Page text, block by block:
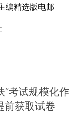
编精选版电邮
”考试规模化作
前获取试卷